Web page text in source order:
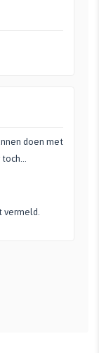
doen met
vermeld.